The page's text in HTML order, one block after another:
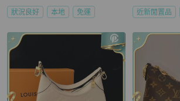
狀況良好 本地 免運 近新閒置品